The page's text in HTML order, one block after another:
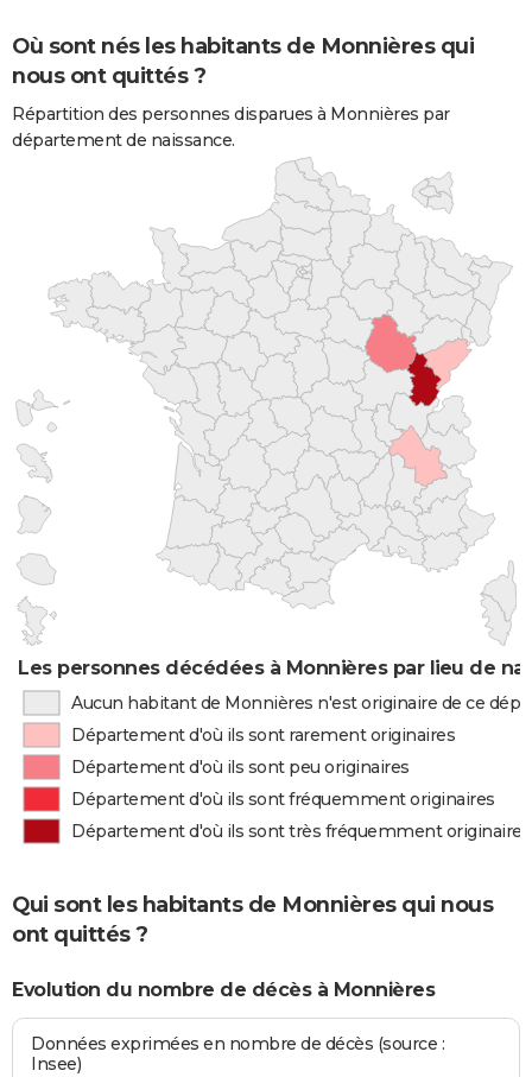
Où sont nés les habitants de Monnières qui
nous ont quittés ?
Répartition des personnes disparues à Monnières par
département de naissance.
Les personnes décédées à Monnières par lieu de
Aucun habitant de Monnières n'est originaire de ce
Département d'où ils sont rarement originaires
Département d'où ils sont peu originaires
Département d'où ils sont fréquemment originaires
Département d'où ils sont très fréquemment originaires
Qui sont les habitants de Monnières qui nous
ont quittés ?
Evolution du nombre de décès à Monnières
Données exprimées en nombre de décès (source :
Insee)